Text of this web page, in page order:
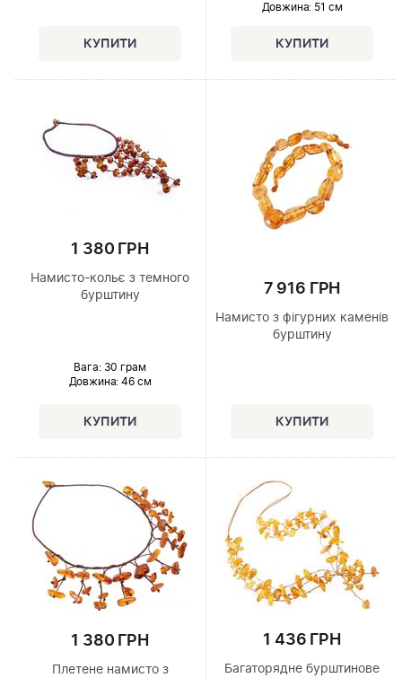
Довжина: 51 см
1 380 ГРН
Намисто-кольє з темного
бурштину
Вага: 30 грам
Довжина: 46 см
7 916 ГРН
Намисто з фігурних каменів
бурштину
1 380 ГРН
Плетене намисто з
1 436 ГРН
Багаторядне бурштинове